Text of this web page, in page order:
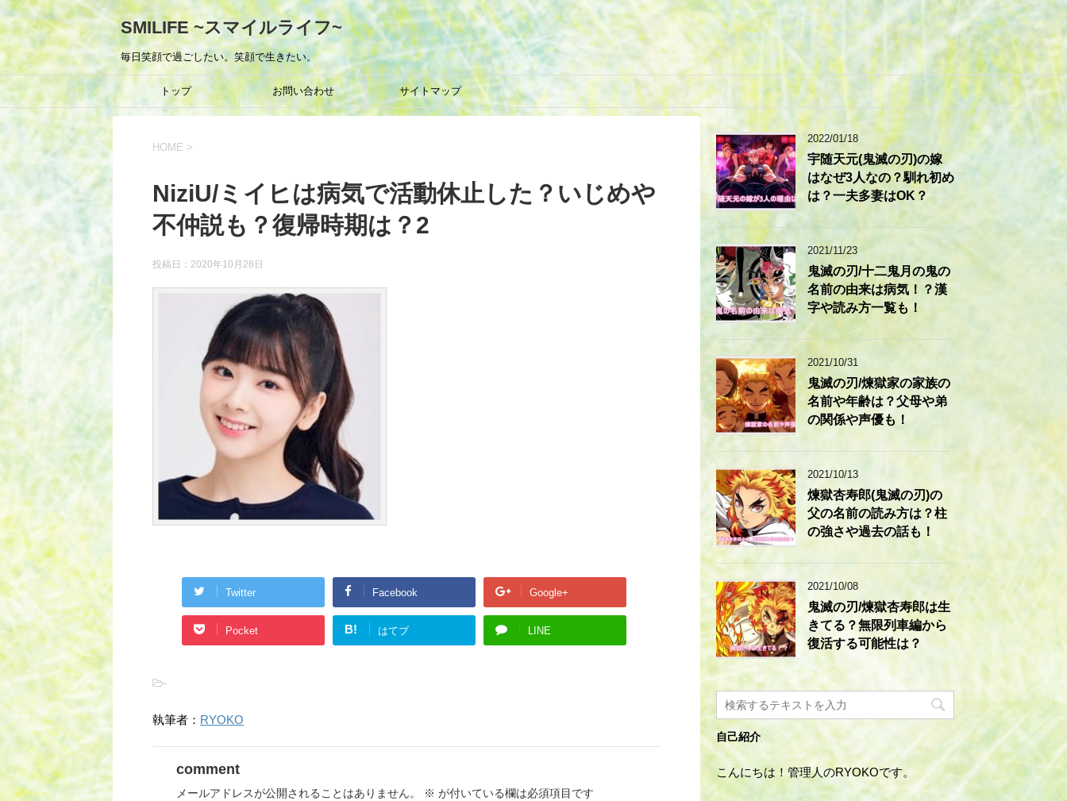
SMILIFE ~スマイルライフ~
毎日笑顔で過ごしたい。笑顔で生きたい。
トップ お問い合わせ サイトマップ
HOME >
NiziU/ミイヒは病気で活動休止した？いじめや
不仲説も？復帰時期は？2
投稿日： 2020年10月28日
Twitter Facebook Google+
Pocket B! はてブ LINE
-
執筆者： RYOKO
comment
メールアドレスが公開されることはありません。 ※ が付いている欄は必須項目です
2022/01/18
宇随天元(鬼滅の刃)の嫁
はなぜ3人なの？馴れ初め
は？一夫多妻はOK？
2021/11/23
鬼滅の刃/十二鬼月の鬼の
名前の由来は病気！？漢
字や読み方一覧も！
2021/10/31
鬼滅の刃/煉獄家の家族の
名前や年齢は？父母や弟
の関係や声優も！
2021/10/13
煉獄杏寿郎(鬼滅の刃)の
父の名前の読み方は？柱
の強さや過去の話も！
2021/10/08
鬼滅の刃/煉獄杏寿郎は生
きてる？無限列車編から
復活する可能性は？
自己紹介
こんにちは！管理人のRYOKOです。